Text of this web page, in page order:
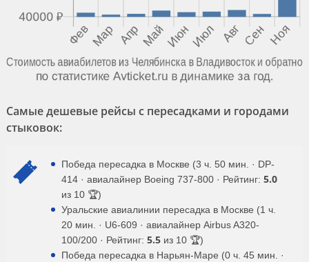
Самые дешевые рейсы с пересадками и городами
стыковок:
Победа пересадка в Москве (3 ч. 50 мин. · DP-
414 · авиалайнер Boeing 737-800 · Рейтинг: 5.0
из 10 🏆)
Уральские авиалинии пересадка в Москве (1 ч.
20 мин. · U6-609 · авиалайнер Airbus A320-
100/200 · Рейтинг: 5.5 из 10 🏆)
Победа пересадка в Нарьян-Маре (0 ч. 45 мин. ·